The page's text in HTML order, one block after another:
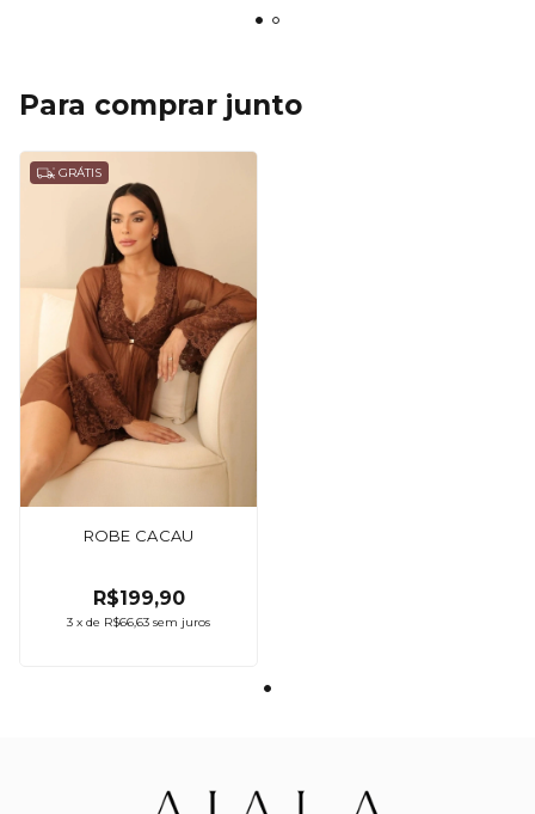
Para comprar junto
GRÁTIS
ROBE CACAU
R$199,90
3 x de R$66,63 sem juros